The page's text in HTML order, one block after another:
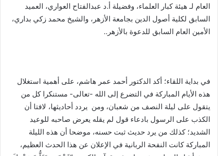
العام لـ هيئة كبار العلماء، وفضيلة أ.د عبدالفتاح العواري، العميد
السابق لكلية أصول الدين بجامعة الأزهر، والشيخ محمد زكي بداري،
الأمين العام السابق للدعوة بالأزهر..
في بداية اللقاء؛ أكد الدكتور أحمد عمر هاشم، على أهمية استغلال
هذه الأيام المباركة في التضرع إلى الله -تعالى- مستنكرا كل من
يتقول على ليلة النصف من شعبان، ومن يردد أحاديثها، لافتا أن
الكذب على الرسول بادعاء قول لم يقله يعرض صاحبه للوعيد
الشديد؛ كذلك من يرد حديث ثبت حسنه، موضحا أن هذه الليلة
المباركة كانت النفحة الربانية في الإعلان عن هذا الحدث العظيم،